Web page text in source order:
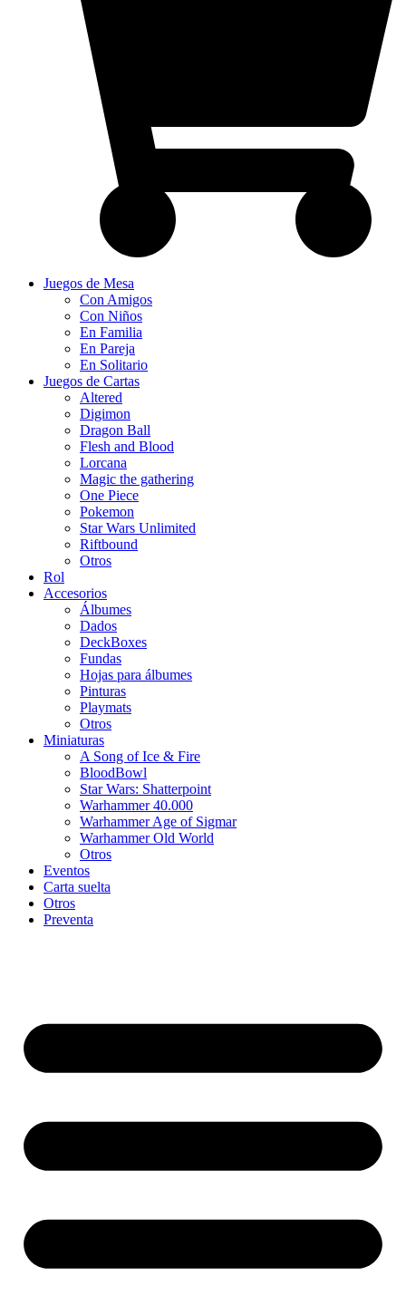
Juegos de Mesa
Con Amigos
Con Niños
En Familia
En Pareja
En Solitario
Juegos de Cartas
Altered
Digimon
Dragon Ball
Flesh and Blood
Lorcana
Magic the gathering
One Piece
Pokemon
Star Wars Unlimited
Riftbound
Otros
Rol
Accesorios
Álbumes
Dados
DeckBoxes
Fundas
Hojas para álbumes
Pinturas
Playmats
Otros
Miniaturas
A Song of Ice & Fire
BloodBowl
Star Wars: Shatterpoint
Warhammer 40.000
Warhammer Age of Sigmar
Warhammer Old World
Otros
Eventos
Carta suelta
Otros
Preventa